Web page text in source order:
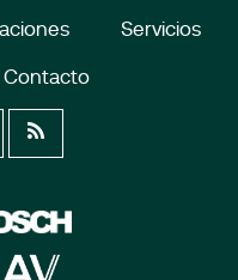
Servicios
Contacto